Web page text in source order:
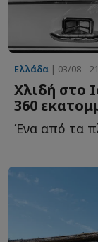
Ελλάδα | 03/08 -
Χλιδή στο
360